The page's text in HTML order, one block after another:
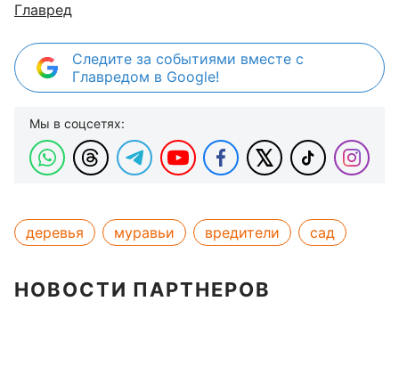
Главред
Следите за событиями вместе с
Главредом в Google!
Мы в соцсетях:
деревья муравьи вредители сад
НОВОСТИ ПАРТНЕРОВ